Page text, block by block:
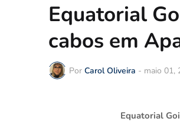
Equatorial
cabos em
Por Carol Oliveira - maio 01,
Equatorial